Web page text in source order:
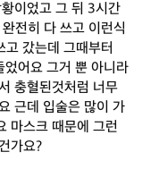
이었고 그 뒤 3시간
전히 다 쓰고 이런식
갔는데 그때부터
어요 그거 뿐 아니라
충혈된것처럼 너무
근데 입술은 많이 가
마스크 때문에 그런
가요?